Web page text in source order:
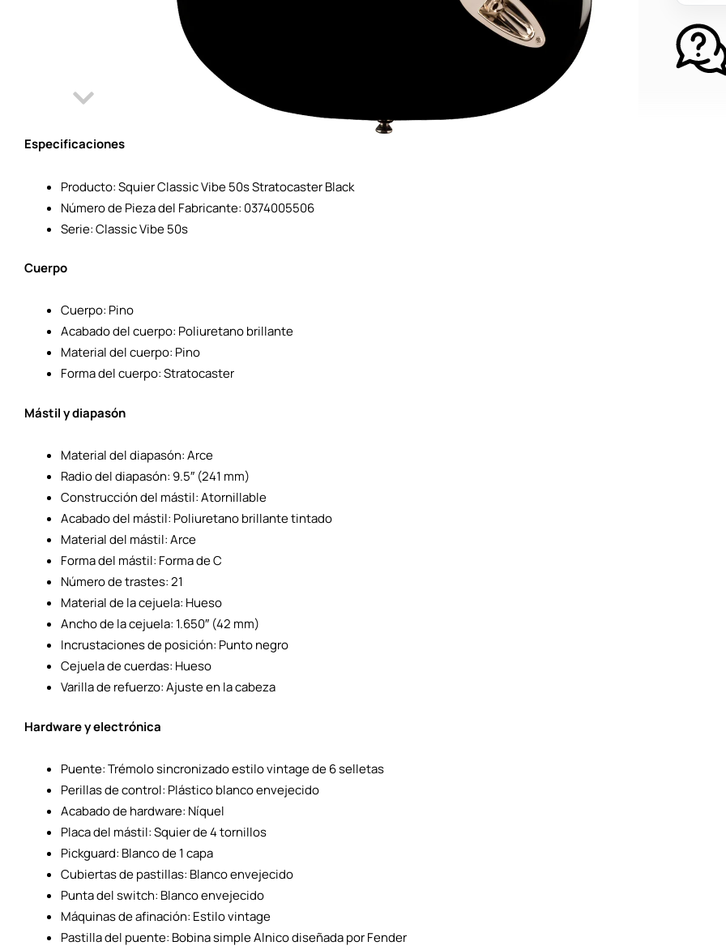
Especificaciones
Producto: Squier Classic Vibe 50s Stratocaster Black
Número de Pieza del Fabricante: 0374005506
Serie: Classic Vibe 50s
Cuerpo
Cuerpo: Pino
Acabado del cuerpo: Poliuretano brillante
Material del cuerpo: Pino
Forma del cuerpo: Stratocaster
Mástil y diapasón
Material del diapasón: Arce
Radio del diapasón: 9.5″ (241 mm)
Construcción del mástil: Atornillable
Acabado del mástil: Poliuretano brillante tintado
Material del mástil: Arce
Forma del mástil: Forma de C
Número de trastes: 21
Material de la cejuela: Hueso
Ancho de la cejuela: 1.650″ (42 mm)
Incrustaciones de posición: Punto negro
Cejuela de cuerdas: Hueso
Varilla de refuerzo: Ajuste en la cabeza
Hardware y electrónica
Puente: Trémolo sincronizado estilo vintage de 6 selletas
Perillas de control: Plástico blanco envejecido
Acabado de hardware: Níquel
Placa del mástil: Squier de 4 tornillos
Pickguard: Blanco de 1 capa
Cubiertas de pastillas: Blanco envejecido
Punta del switch: Blanco envejecido
Máquinas de afinación: Estilo vintage
Pastilla del puente: Bobina simple Alnico diseñada por Fender